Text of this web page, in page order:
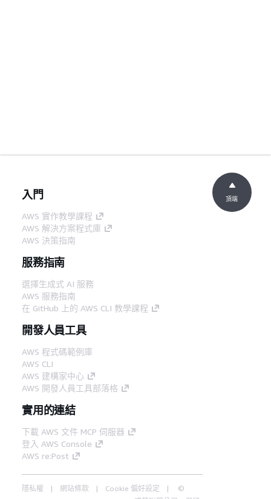
入門
AWS 實作教學課程
AWS 解決方案程式庫
AWS 決策指南
服務指南
選擇生成式 AI 服務
AWS 服務指南
在 GitHub 上的 AWS CLI 教學課程
開發人員工具
AWS 程式碼範例庫
AWS CLI
AWS 建構家中心
AWS 開發人員工具部落格
實用的連結
下載 AWS 文件 MCP 伺服器
登入 AWS Console
AWS re:Post
隱私權 網站條款 Cookie 偏好設定
©
頂端